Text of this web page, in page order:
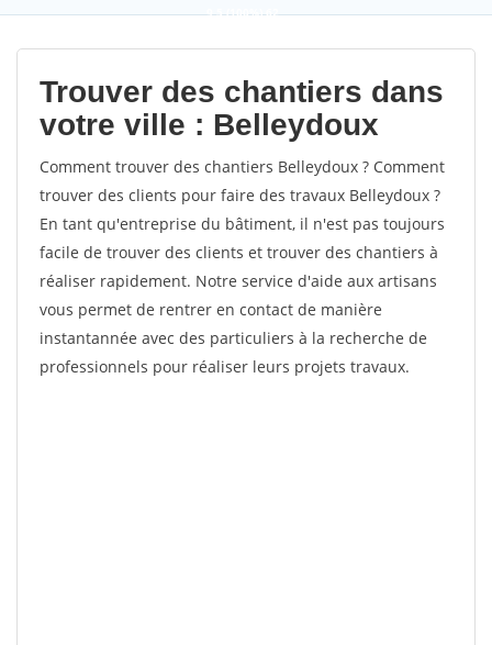
9,5(100%)62
votes
Trouver des chantiers dans
votre ville : Belleydoux
Comment trouver des chantiers Belleydoux ? Comment
trouver des clients pour faire des travaux Belleydoux ?
En tant qu'entreprise du bâtiment, il n'est pas toujours
facile de trouver des clients et trouver des chantiers à
réaliser rapidement. Notre service d'aide aux artisans
vous permet de rentrer en contact de manière
instantannée avec des particuliers à la recherche de
professionnels pour réaliser leurs projets travaux.